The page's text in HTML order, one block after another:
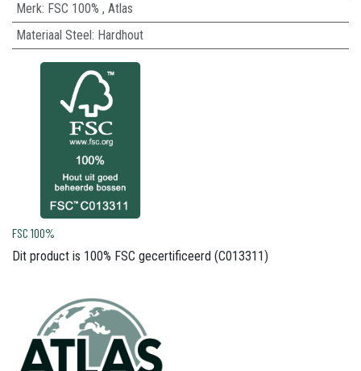
Merk: FSC 100% , Atlas
Materiaal Steel: Hardhout
FSC 100%
Dit product is 100% FSC gecertificeerd (C013311)